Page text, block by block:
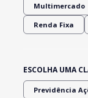
Multimercado
Renda Fixa
ESCOLHA UMA
Previdência